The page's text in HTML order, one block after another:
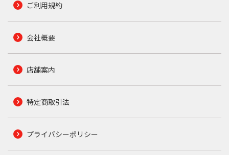
ご利用規約
会社概要
店舗案内
特定商取引法
プライバシーポリシー